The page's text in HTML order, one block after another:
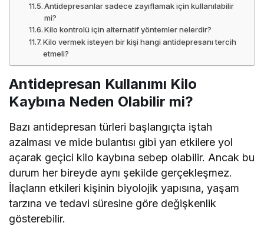
Antidepresanlar sadece zayıflamak için kullanılabilir
mi?
Kilo kontrolü için alternatif yöntemler nelerdir?
Kilo vermek isteyen bir kişi hangi antidepresanı tercih
etmeli?
Antidepresan Kullanımı Kilo
Kaybına Neden Olabilir mi?
Bazı antidepresan türleri başlangıçta iştah
azalması ve mide bulantısı gibi yan etkilere yol
açarak geçici kilo kaybına sebep olabilir. Ancak bu
durum her bireyde aynı şekilde gerçekleşmez.
İlaçların etkileri kişinin biyolojik yapısına, yaşam
tarzına ve tedavi süresine göre değişkenlik
gösterebilir.